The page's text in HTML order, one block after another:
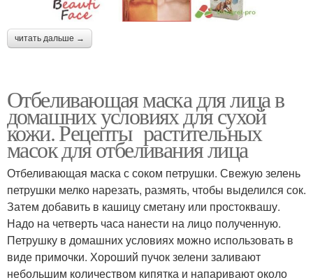
читать дальше →
Отбеливающая маска для лица в
домашних условиях для сухой
кожи. Рецепты растительных
масок для отбеливания лица
Отбеливающая маска с соком петрушки. Свежую зелень
петрушки мелко нарезать, размять, чтобы выделился сок.
Затем добавить в кашицу сметану или простоквашу.
Надо на четверть часа нанести на лицо полученную.
Петрушку в домашних условиях можно использовать в
виде примочки. Хороший пучок зелени заливают
небольшим количеством кипятка и напаривают около